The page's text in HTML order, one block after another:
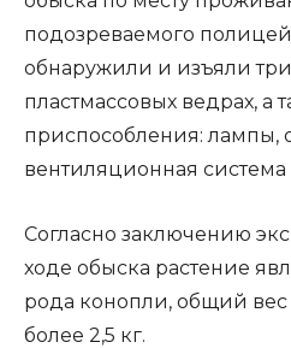
подозреваемого
обнаружили и изъяли
пластмассовых ведрах, а
приспособления: лампы,
вентиляционная
Согласно заключению
ходе обыска растение
рода конопли, общий вес
более 2,5 кг.